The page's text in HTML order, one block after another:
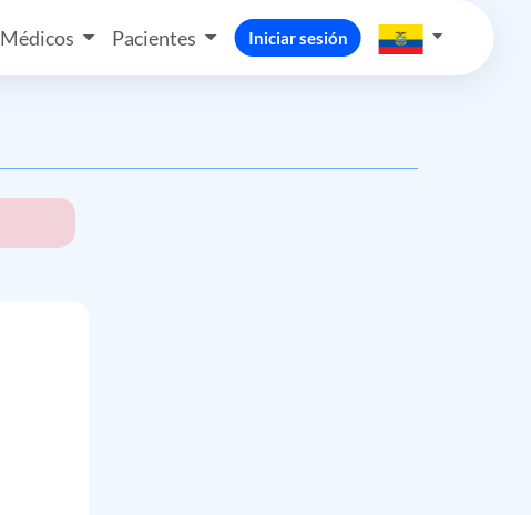
Médicos Pacientes Iniciar sesión